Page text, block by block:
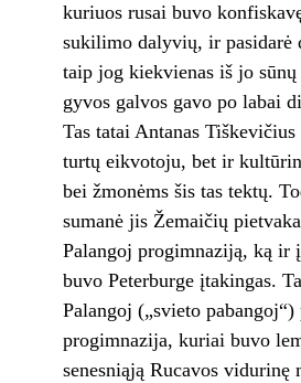
kuriuos rusai buvo
sukilimo dalyvių, ir pasidarė
taip jog kiekvienas iš jo
gyvos galvos gavo po la­bai
Tas tatai Antanas
turtų eikvoto­ju, bet ir
bei žmo­nėms šis tas tektų.
suma­nė jis Žemaičių
Palangoj progimnaziją, ką ir
buvo Pe­terburge įtakingas.
Palangoj („svieto
progim­nazija, kuriai buvo
senesniąją Rucavos